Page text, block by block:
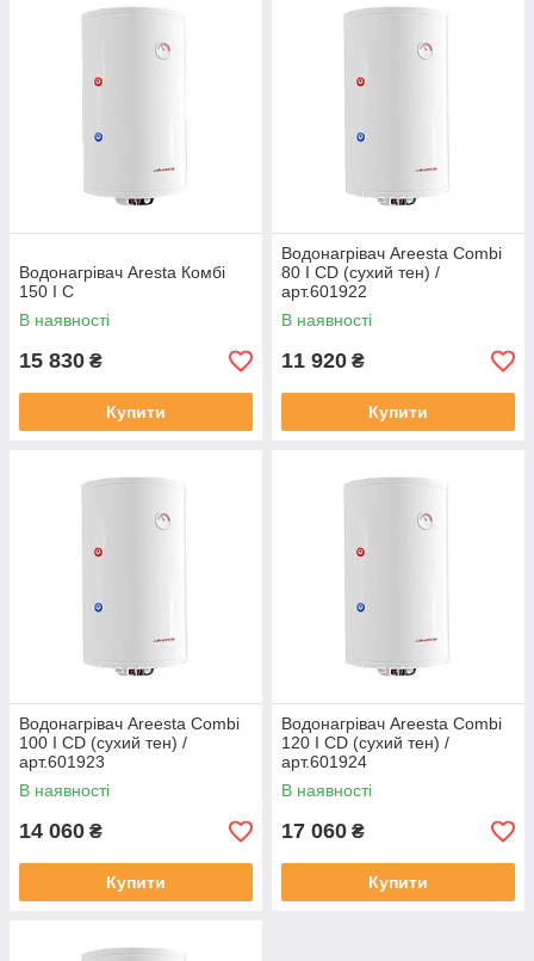
Водонагрівач Aresta Комбі
150 I C
В наявності
15 830 ₴
Купити
Водонагрівач Areesta Combi
80 I CD (сухий тен) /
арт.601922
В наявності
11 920 ₴
Купити
Водонагрівач Areesta Combi
100 I CD (сухий тен) /
арт.601923
В наявності
14 060 ₴
Купити
Водонагрівач Areesta Combi
120 I CD (сухий тен) /
арт.601924
В наявності
17 060 ₴
Купити